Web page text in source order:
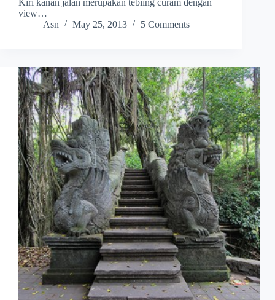
view…
Asn
May 25, 2013 5 Comments